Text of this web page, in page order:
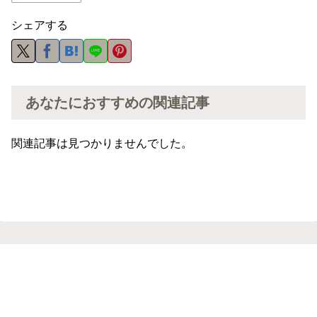
シェアする
あなたにおすすめの関連記事
関連記事は見つかりませんでした。